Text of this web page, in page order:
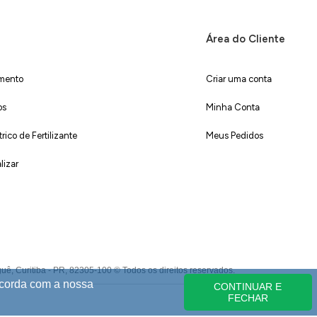
de Fertilizante
Área do Cliente
Criar uma conta
Minha Conta
Meus Pedidos
Curitiba - PR, 82305-100 © Todos os direitos reservados.
com a nossa
CONTINUAR E
FECHAR